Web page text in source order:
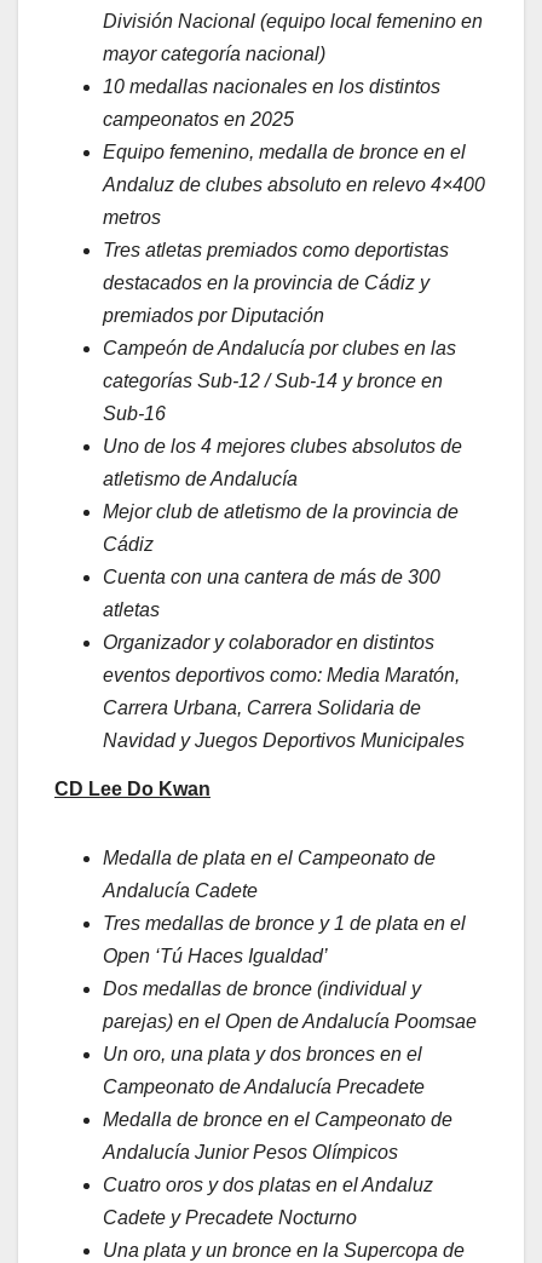
División Nacional (equipo local femenino en
mayor categoría nacional)
10 medallas nacionales en los distintos
campeonatos en 2025
Equipo femenino, medalla de bronce en el
Andaluz de clubes absoluto en relevo 4×400
metros
Tres atletas premiados como deportistas
destacados en la provincia de Cádiz y
premiados por Diputación
Campeón de Andalucía por clubes en las
categorías Sub-12 / Sub-14 y bronce en
Sub-16
Uno de los 4 mejores clubes absolutos de
atletismo de Andalucía
Mejor club de atletismo de la provincia de
Cádiz
Cuenta con una cantera de más de 300
atletas
Organizador y colaborador en distintos
eventos deportivos como: Media Maratón,
Carrera Urbana, Carrera Solidaria de
Navidad y Juegos Deportivos Municipales
CD Lee Do Kwan
Medalla de plata en el Campeonato de
Andalucía Cadete
Tres medallas de bronce y 1 de plata en el
Open ‘Tú Haces Igualdad’
Dos medallas de bronce (individual y
parejas) en el Open de Andalucía Poomsae
Un oro, una plata y dos bronces en el
Campeonato de Andalucía Precadete
Medalla de bronce en el Campeonato de
Andalucía Junior Pesos Olímpicos
Cuatro oros y dos platas en el Andaluz
Cadete y Precadete Nocturno
Una plata y un bronce en la Supercopa de